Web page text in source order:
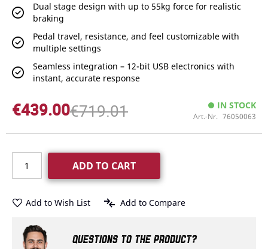
Dual stage design with up to 55kg force for realistic
braking
Pedal travel, resistance, and feel customizable with
multiple settings
Seamless integration – 12-bit USB electronics with
instant, accurate response
€439.00€719.01 IN STOCK
Art.-Nr. 76050063
ADD TO CART
Add to Wish List Add to Compare
QUESTIONS TO THE PRODUCT?